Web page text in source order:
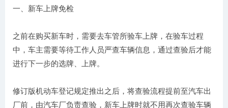
一、新车上牌免检
之前在购买新车时，需要去车管所验车上牌，在验车过程
中，车主需要等待工作人员严查车辆信息，通过查验后才能
进行下一步的选牌、上牌。
修订版机动车登记规定推出之后，将查验流程提前至汽车出
厂前，由汽车厂负责查验，新车上牌时就不用再次查验车辆